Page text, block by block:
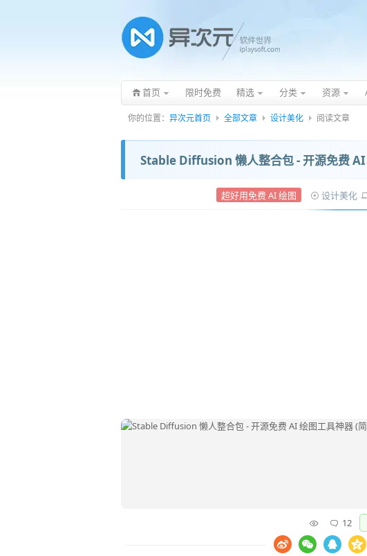
首页 限时免费 精选 分类 资源
你的位置： 异次元首页 全部文章 设计美化 阅读文章
Stable Diffusion 懒人整合包 - 开源免费
超好用免费 AI 绘图 设计美化
12